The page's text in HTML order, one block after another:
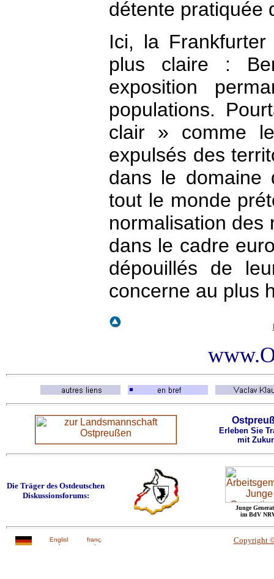
détente pratiquée
Ici, la
plus claire :
exposition
populations.
clair » comme
expulsés des
dans le domaine
tout le monde
normalisation des
dans le cadre
dépouillés de
concerne au plus
Erleben Sie
mit
Die Träger des Ostdeutschen
Diskussionsforums:
Junge
im BdV
Copyright